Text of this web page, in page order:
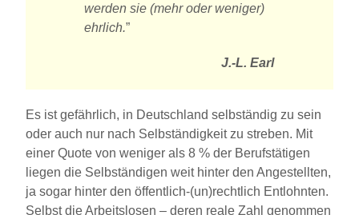
werden sie (mehr oder weniger)
ehrlich.”
J.-L. Earl
Es ist gefährlich, in Deutschland selbständig zu sein
oder auch nur nach Selbständigkeit zu streben. Mit
einer Quote von weniger als 8 % der Berufstätigen
liegen die Selbständigen weit hinter den Angestellten,
ja sogar hinter den öffentlich-(un)rechtlich Entlohnten.
Selbst die Arbeitslosen – deren reale Zahl genommen